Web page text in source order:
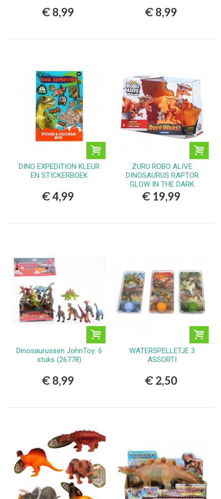
€ 8,99 € 8,99
DINO EXPEDITION KLEUR
EN STICKERBOEK
€ 4,99
ZURU ROBO ALIVE
DINOSAURUS RAPTOR
GLOW IN THE DARK
€ 19,99
Dinosaurussen JohnToy: 6
stuks (26778)
€ 8,99
WATERSPELLETJE 3
ASSORTI
€ 2,50